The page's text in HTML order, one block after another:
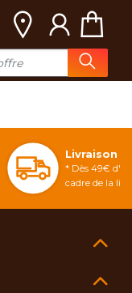
Livraison
* Dès 49€
cadre de la